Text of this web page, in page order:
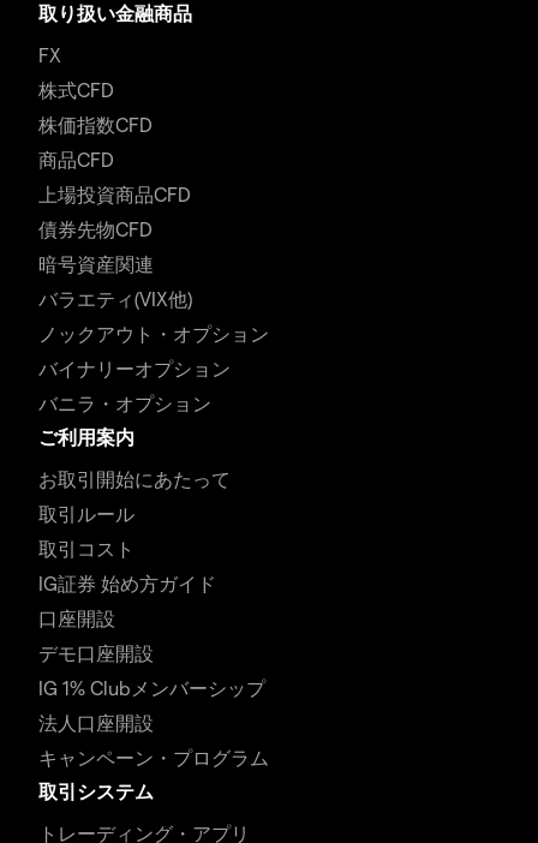
取り扱い金融商品
FX
株式CFD
株価指数CFD
商品CFD
上場投資商品CFD
債券先物CFD
暗号資産関連
バラエティ(VIX他)
ノックアウト・オプション
バイナリーオプション
バニラ・オプション
ご利用案内
お取引開始にあたって
取引ルール
取引コスト
IG証券 始め方ガイド
口座開設
デモ口座開設
IG 1% Clubメンバーシップ
法人口座開設
キャンペーン・プログラム
取引システム
トレーディング・アプリ